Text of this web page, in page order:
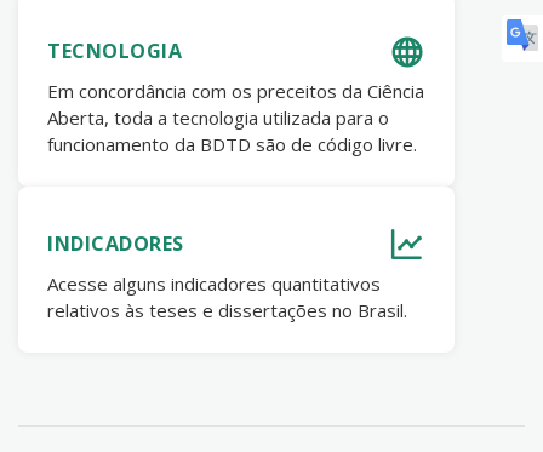
TECNOLOGIA
Em concordância com os preceitos da Ciência
Aberta, toda a tecnologia utilizada para o
funcionamento da BDTD são de código livre.
INDICADORES
Acesse alguns indicadores quantitativos
relativos às teses e dissertações no Brasil.